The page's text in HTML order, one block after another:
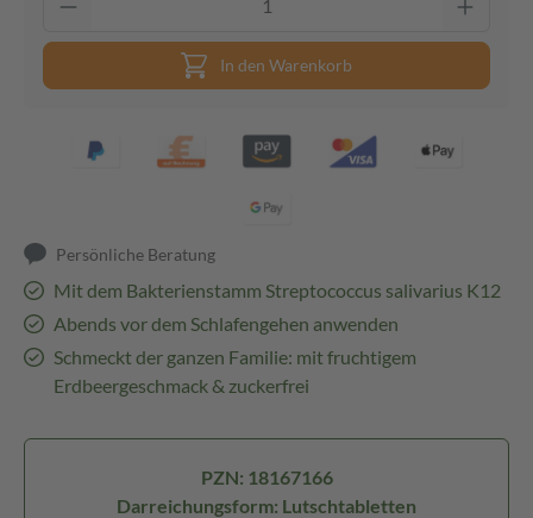
In den Warenkorb
Persönliche Beratung
Mit dem Bakterienstamm Streptococcus salivarius K12
Abends vor dem Schlafengehen anwenden
Schmeckt der ganzen Familie: mit fruchtigem
Erdbeergeschmack & zuckerfrei
PZN: 18167166
Darreichungsform: Lutschtabletten